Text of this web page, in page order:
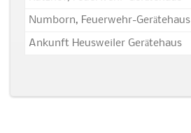
Numborn, Feuerwehr-Gerätehaus
Ankunft Heusweiler Gerätehaus